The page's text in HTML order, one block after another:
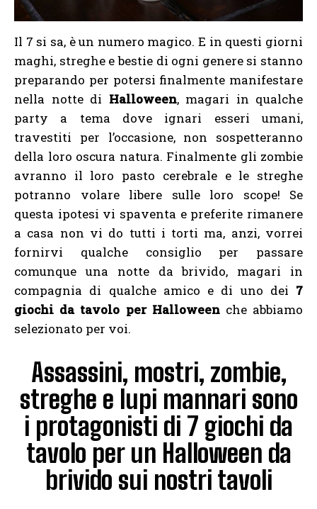
Il 7 si sa, è un numero magico. E in questi giorni
maghi, streghe e bestie di ogni genere si stanno
preparando per potersi finalmente manifestare
nella notte di Halloween, magari in qualche
party a tema dove ignari esseri umani,
travestiti per l’occasione, non sospetteranno
della loro oscura natura. Finalmente gli zombie
avranno il loro pasto cerebrale e le streghe
potranno volare libere sulle loro scope! Se
questa ipotesi vi spaventa e preferite rimanere
a casa non vi do tutti i torti ma, anzi, vorrei
fornirvi qualche consiglio per passare
comunque una notte da brivido, magari in
compagnia di qualche amico e di uno dei 7
giochi da tavolo per Halloween che abbiamo
selezionato per voi.
Assassini, mostri, zombie,
streghe e lupi mannari sono
i protagonisti di 7 giochi da
tavolo per un Halloween da
brivido sui nostri tavoli